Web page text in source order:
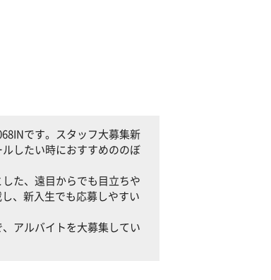
です。スタッフ大募集新
したい時におすすめののぼ
た、遠目からでも目立ちや
、新入生でも応募しやすい
アルバイトを大募集してい